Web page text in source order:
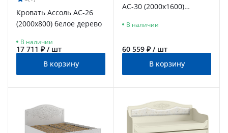
Кровать Ассоль АС-26
(2000х800) белое дерево
В наличии
17 711 ₽ / шт
В корзину
АС-30 (2000х1600)
В наличии
60 559 ₽ / шт
В корзину